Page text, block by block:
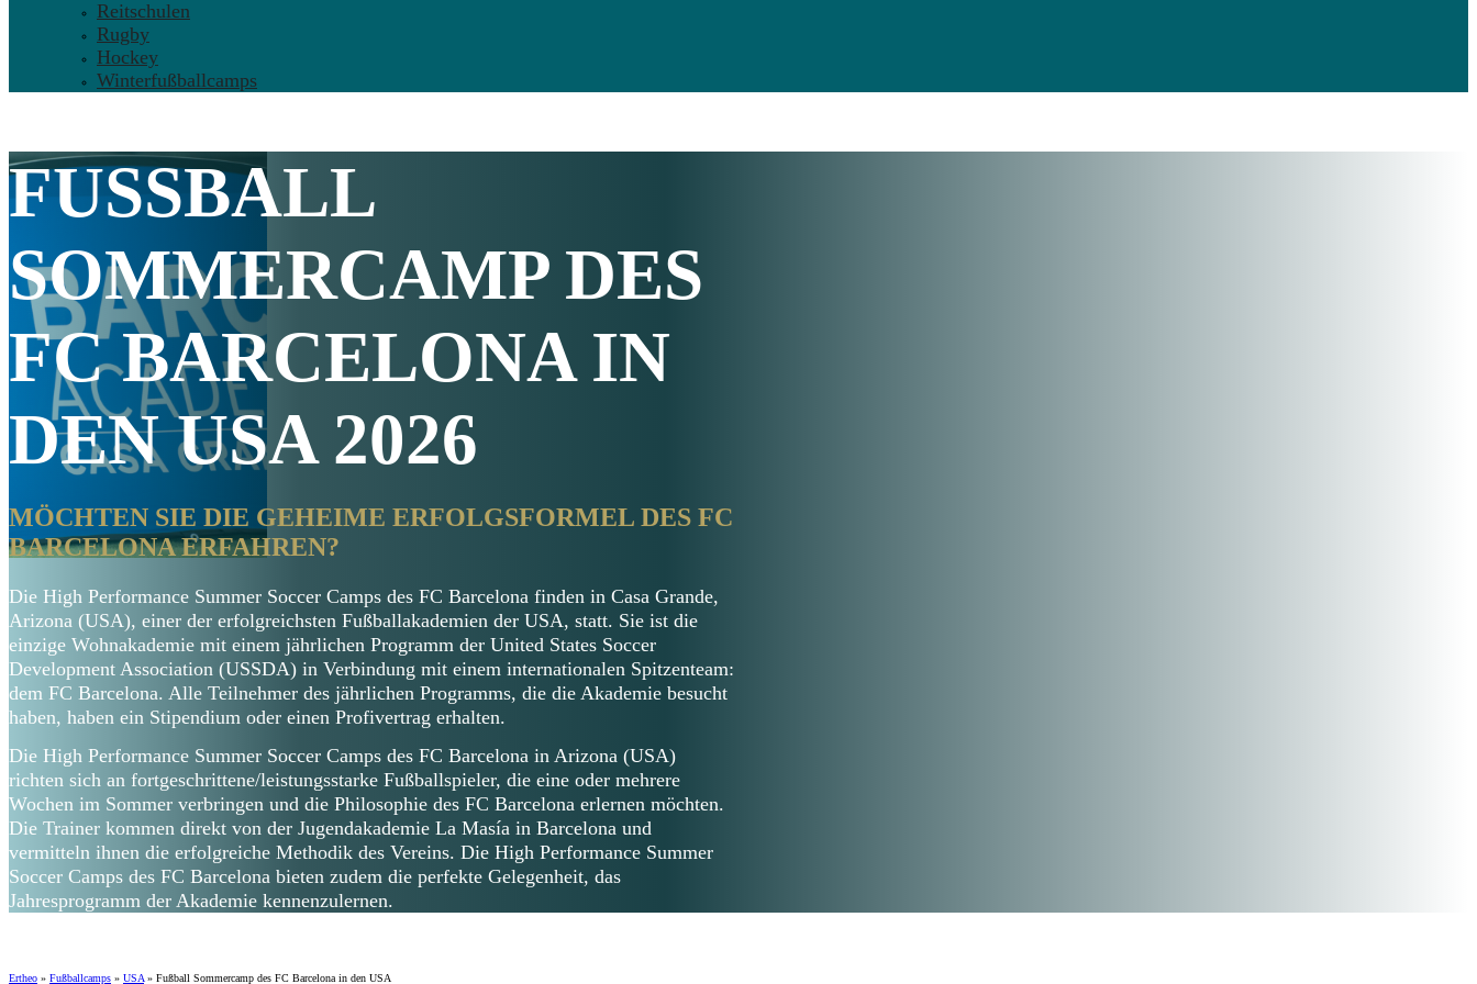
Reitschulen
Rugby
Hockey
Winterfußballcamps
FUSSBALL S
OMMERCAMP DES
FC BARCELONA IN
DEN USA2026
MÖCHTEN SIE DIE GEHEIME ERFOLGSFORMEL DES FC
BARCELONA ERFAHREN?
Die High Performance Summer Soccer Camps des FC Barcelona finden in Casa Grande,
Arizona (USA), einer der erfolgreichsten Fußballakademien der USA, statt. Sie ist die
einzige Wohnakademie mit einem jährlichen Programm der United States Soccer
Development Association (USSDA) in Verbindung mit einem internationalen Spitzenteam:
dem FC Barcelona. Alle Teilnehmer des jährlichen Programms, die die Akademie besucht
haben, haben ein Stipendium oder einen Profivertrag erhalten.
Die High Performance Summer Soccer Camps des FC Barcelona in Arizona (USA)
richten sich an fortgeschrittene/leistungsstarke Fußballspieler, die eine oder mehrere
Wochen im Sommer verbringen und die Philosophie des FC Barcelona erlernen möchten.
Die Trainer kommen direkt von der Jugendakademie La Masía in Barcelona und
vermitteln ihnen die erfolgreiche Methodik des Vereins. Die High Performance Summer
Soccer Camps des FC Barcelona bieten zudem die perfekte Gelegenheit, das
Jahresprogramm der Akademie kennenzulernen.
Ertheo » Fußballcamps » USA » Fußball Sommercamp des FC Barcelona in den USA